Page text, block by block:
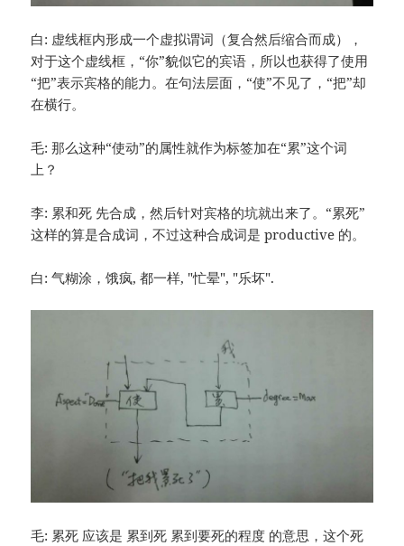
白: 虚线框内形成一个虚拟谓词（复合然后缩合而成），
对于这个虚线框，“你”貌似它的宾语，所以也获得了使用
“把”表示宾格的能力。在句法层面，“使”不见了，“把”却
在横行。
毛: 那么这种“使动”的属性就作为标签加在“累”这个词
上？
李: 累和死 先合成，然后针对宾格的坑就出来了。“累死”
这样的算是合成词，不过这种合成词是 productive 的。
白: 气糊涂，饿疯, 都一样, "忙晕", "乐坏".
毛: 累死 应该是 累到死 累到要死的程度 的意思，这个死